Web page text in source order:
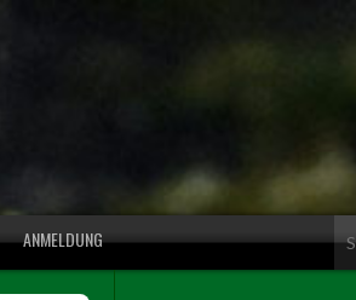
ANMELDUNG